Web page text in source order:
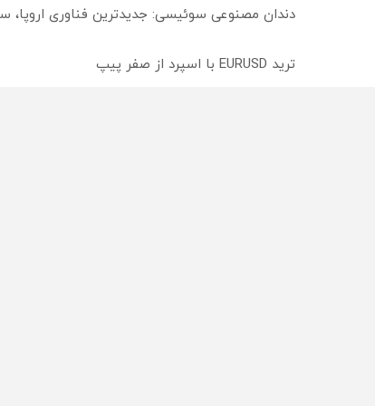
دندان مصنوعی سوئیسی: جدیدترین فناوری
ترید EURUSD با اسپرد از صفر پیپ